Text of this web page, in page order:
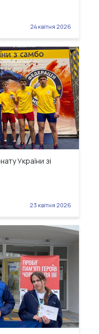
24 квітня 2026
України зі
23 квітня 2026